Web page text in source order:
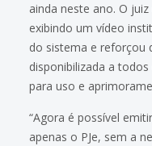
ainda neste ano. O
exibindo um vídeo
do sistema e reforçou
disponibilizada a
para uso e
“Agora é possível
apenas o PJe, sem a